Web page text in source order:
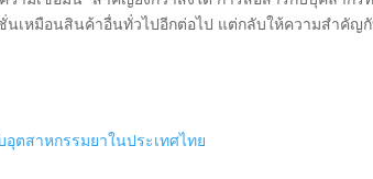
เหมือนสินค้าอื่นทั่วไปอีกต่อไป แต่กลับให้ความสำคัญกั